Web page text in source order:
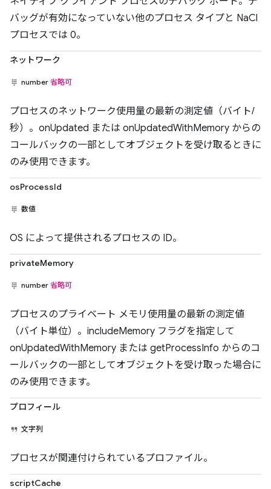
バッグが有効になっていない他のプロセス タイプと NaCl
プロセスでは 0。
ネットワーク
number 省略可
プロセスのネットワーク使用量の最新の測定値（バイト/
秒）。onUpdated または onUpdatedWithMemory からの
コールバックの一部としてオブジェクトを受け取るときに
のみ使用できます。
osProcessId
数値
OS によって提供されるプロセスの ID。
privateMemory
number 省略可
プロセスのプライベート メモリ使用量の最新の測定値
（バイト単位）。includeMemory フラグを指定して
onUpdatedWithMemory または getProcessInfo からのコ
ールバックの一部としてオブジェクトを受け取った場合に
のみ使用できます。
プロフィール
文字列
プロセスが関連付けられているプロファイル。
scriptCache